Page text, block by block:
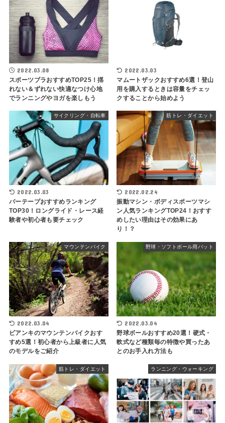
2022.03.08
スポーツブラおすすめTOP25！揺
れない＆ずれない快適なつけ心地
でランニングやヨガを楽しもう
2022.03.03
マムートザックおすすめ6選！登山
用を購入するときは容量をチェッ
クすることから始めよう
サイクリング・自転車
2022.03.03
バーテープおすすめランキング
TOP30！ロングライド・レース経
験者や初心者も要チェック
筋トレ・ダイエット
2022.02.24
振動マシン・ボディスポーツマシ
ン人気ランキングTOP24！おすす
めしたい理由はその効果にあ
り！？
マウンテンバイク
2022.03.04
ビアンキのマウンテンバイクおす
すめ5選！初心者から上級者に人気
のモデルをご紹介
野球・ソフトボール用バット
2022.03.04
野球ボールおすすめ20選！硬式・
軟式など種類毎の特徴や買ったあ
とのお手入れ方法も
筋トレ・ダイエット ランニング・ウォーキング